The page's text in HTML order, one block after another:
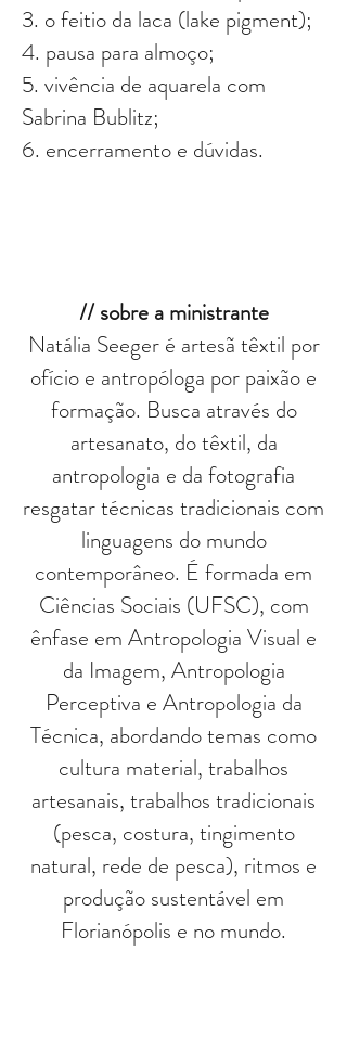
3. o feitio da laca (lake pigment);
4. pausa para almoço;
5. vivência de aquarela com
Sabrina Bublitz;
6. encerramento e dúvidas.
// sobre a ministrante
Natália Seeger é artesã têxtil por
ofício e antropóloga por paixão e
formação. Busca através do
artesanato, do têxtil, da
antropologia e da fotografia
resgatar técnicas tradicionais com
linguagens do mundo
contemporâneo. É formada em
Ciências Sociais (UFSC), com
ênfase em Antropologia Visual e
da Imagem, Antropologia
Perceptiva e Antropologia da
Técnica, abordando temas como
cultura material, trabalhos
artesanais, trabalhos tradicionais
(pesca, costura, tingimento
natural, rede de pesca), ritmos e
produção sustentável em
Florianópolis e no mundo.